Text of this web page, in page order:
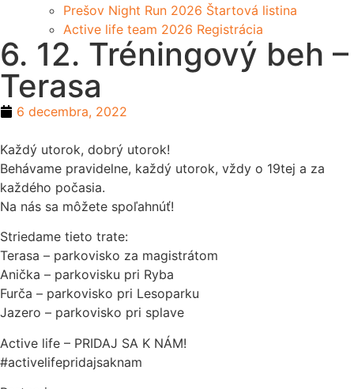
Prešov Night Run 2026 Štartová listina
Active life team 2026 Registrácia
6. 12. Tréningový beh –
Terasa
6 decembra, 2022
Každý utorok, dobrý utorok!
Behávame pravidelne, každý utorok, vždy o 19tej a za
každého počasia.
Na nás sa môžete spoľahnúť!
Striedame tieto trate:
Terasa – parkovisko za magistrátom
Anička – parkovisku pri Ryba
Furča – parkovisko pri Lesoparku
Jazero – parkovisko pri splave
Active life – PRIDAJ SA K NÁM!
#activelifepridajsaknam